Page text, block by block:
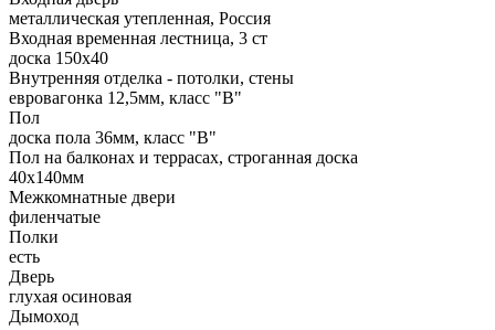
металлическая утепленная, Россия
Входная временная лестница, 3 ст
доска 150х40
Внутренняя отделка - потолки, стены
евровагонка 12,5мм, класс "В"
Пол
доска пола 36мм, класс "B"
Пол на балконах и террасах, строганная доска
40x140мм
Межкомнатные двери
филенчатые
Полки
есть
Дверь
глухая осиновая
Дымоход